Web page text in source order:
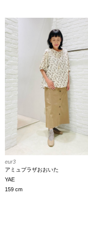
eur3
アミュプラザおおいた
YAE
159 cm